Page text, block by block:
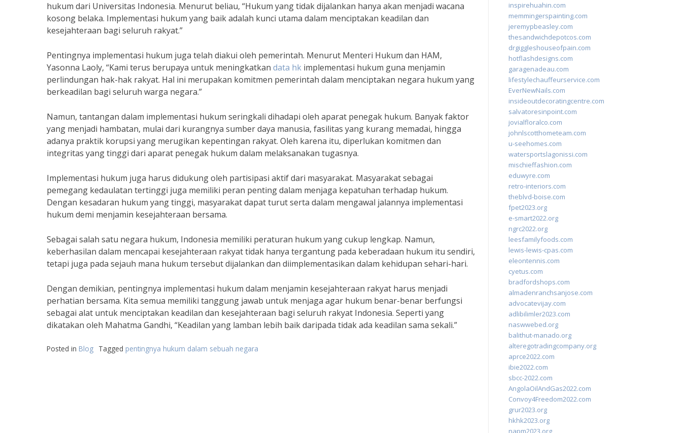
hukum dari Universitas Indonesia. Menurut beliau, “Hukum yang tidak dijalankan hanya akan menjadi wacana
kosong belaka. Implementasi hukum yang baik adalah kunci utama dalam menciptakan keadilan dan
kesejahteraan bagi seluruh rakyat.”
Pentingnya implementasi hukum juga telah diakui oleh pemerintah. Menurut Menteri Hukum dan HAM,
Yasonna Laoly, “Kami terus berupaya untuk meningkatkan data hk implementasi hukum guna menjamin
perlindungan hak-hak rakyat. Hal ini merupakan komitmen pemerintah dalam menciptakan negara hukum yang
berkeadilan bagi seluruh warga negara.”
Namun, tantangan dalam implementasi hukum seringkali dihadapi oleh aparat penegak hukum. Banyak faktor
yang menjadi hambatan, mulai dari kurangnya sumber daya manusia, fasilitas yang kurang memadai, hingga
adanya praktik korupsi yang merugikan kepentingan rakyat. Oleh karena itu, diperlukan komitmen dan
integritas yang tinggi dari aparat penegak hukum dalam melaksanakan tugasnya.
Implementasi hukum juga harus didukung oleh partisipasi aktif dari masyarakat. Masyarakat sebagai
pemegang kedaulatan tertinggi juga memiliki peran penting dalam menjaga kepatuhan terhadap hukum.
Dengan kesadaran hukum yang tinggi, masyarakat dapat turut serta dalam mengawal jalannya implementasi
hukum demi menjamin kesejahteraan bersama.
Sebagai salah satu negara hukum, Indonesia memiliki peraturan hukum yang cukup lengkap. Namun,
keberhasilan dalam mencapai kesejahteraan rakyat tidak hanya tergantung pada keberadaan hukum itu sendiri,
tetapi juga pada sejauh mana hukum tersebut dijalankan dan diimplementasikan dalam kehidupan sehari-hari.
Dengan demikian, pentingnya implementasi hukum dalam menjamin kesejahteraan rakyat harus menjadi
perhatian bersama. Kita semua memiliki tanggung jawab untuk menjaga agar hukum benar-benar berfungsi
sebagai alat untuk menciptakan keadilan dan kesejahteraan bagi seluruh rakyat Indonesia. Seperti yang
dikatakan oleh Mahatma Gandhi, “Keadilan yang lamban lebih baik daripada tidak ada keadilan sama sekali.”
Posted in Blog Tagged pentingnya hukum dalam sebuah negara
inspirehuahin.com
memmingerspainting.com
jeremypbeasley.com
thesandwichdepotcos.com
drgiggleshouseofpain.com
hotflashdesigns.com
garagenadeau.com
lifestylechauffeurservice.com
EverNewNails.com
insideoutdecoratingcentre.com
salvatoresinpoint.com
jovialfloralco.com
johnlscotthometeam.com
u-seehomes.com
watersportslagonissi.com
mischieffashion.com
eduwyre.com
retro-interiors.com
theblvd-boise.com
fpet2023.org
e-smart2022.org
ngrc2022.org
leesfamilyfoods.com
lewis-lewis-cpas.com
eleontennis.com
cyetus.com
bradfordshops.com
almadenranchsanjose.com
advocatevijay.com
adlibilimler2023.com
naswwebed.org
balithut-manado.org
alteregotradingcompany.org
aprce2022.com
ibie2022.com
sbcc-2022.com
AngolaOilAndGas2022.com
Convoy4Freedom2022.com
grur2023.org
hkhk2023.org
napm2023.org